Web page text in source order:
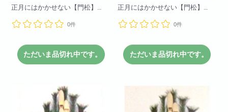
正月にはかかせない【門松】
ご注文頂きましたお客様に
受注生産での販売とさせて頂き
ます
0件
ただいま品切れ中です。
正月にはかかせない【門松】
ご注文頂きましたお客様に
受注生産での販売とさせて頂き
ます
0件
ただいま品切れ中です。